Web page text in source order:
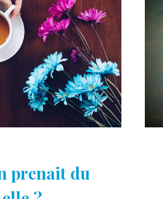
prenait du